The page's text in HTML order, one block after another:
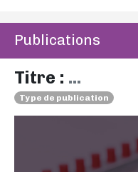
Publications
Titre : ...
Type de publication